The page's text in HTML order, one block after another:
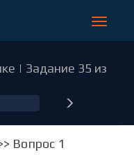
Toggle
| Задание 35 из
Вопрос 1